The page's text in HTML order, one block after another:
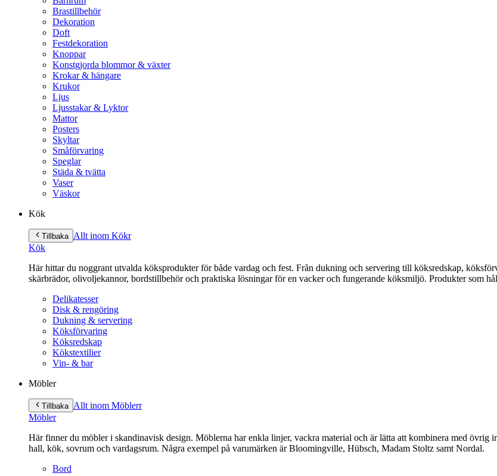
Brastillbehör
Dekoration
Doft
Festdekoration
Knoppar
Konstgjorda blommor & växter
Krokar & hängare
Krukor
Ljus
Ljusstakar & Lyktor
Mattor
Posters
Skyltar
Småförvaring
Speglar
Städa & tvätta
Vaser
Väskor
Kök
Tillbaka Allt inom Kökr
Kök
Här hittar du noggrant utvalda köksprodukter för både vardag och fest. Från dukning och servering till köksredskap,
skärbrädor, olivoljekannor, bordstillbehör och praktiska lösningar för en vacker och fungerande köksmiljö. Produkter som
Delikatesser
Disk & rengöring
Dukning & servering
Köksförvaring
Köksredskap
Kökstextilier
Vin- & bar
Möbler
Tillbaka Allt inom Möblerr
Möbler
Här finner du möbler i skandinavisk design. Möblerna har enkla linjer, vackra material och är lätta att kombinera med
hall, kök, sovrum och vardagsrum. Några exempel på varumärken är Bloomingville, Hübsch, Madam Stoltz samt Nordal.
Bord